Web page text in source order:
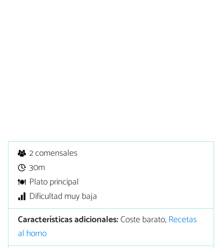
2 comensales
30m
Plato principal
Dificultad muy baja
Características adicionales:Coste barato,Recetas
al horno